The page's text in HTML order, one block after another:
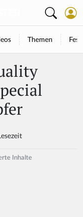
Themen
Inhalte